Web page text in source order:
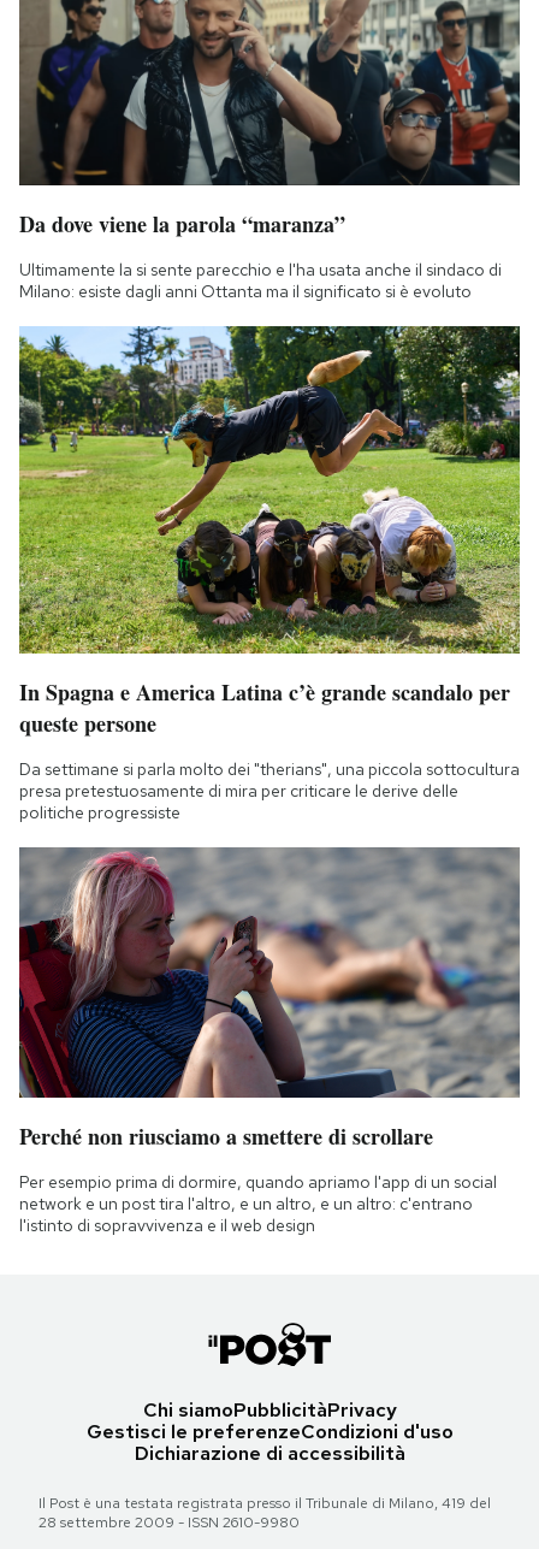
Da dove viene la parola “maranza”
Ultimamente la si sente parecchio e l'ha usata anche il sindaco di
Milano: esiste dagli anni Ottanta ma il significato si è evoluto
In Spagna e America Latina c’è grande scandalo per
queste persone
Da settimane si parla molto dei "therians", una piccola sottocultura
presa pretestuosamente di mira per criticare le derive delle
politiche progressiste
Perché non riusciamo a smettere di scrollare
Per esempio prima di dormire, quando apriamo l'app di un social
network e un post tira l'altro, e un altro, e un altro: c'entrano
l'istinto di sopravvivenza e il web design
Chi siamoPubblicitàPrivacy
Gestisci le preferenzeCondizioni d'uso
Dichiarazione di accessibilità
Il Post è una testata registrata presso il Tribunale di Milano, 419 del
28 settembre 2009 - ISSN 2610-9980